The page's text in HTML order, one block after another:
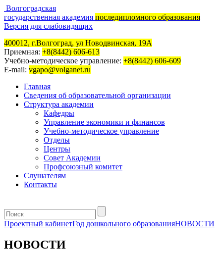
Волгоградская
государственная академия последипломного образования
Версия для слабовидящих
400012, г.Волгоград, ул Новодвинская, 19А
Приемная: +8(8442) 606-613
Учебно-методическое управление: +8(8442) 606-609
E-mail: vgapo@volganet.ru
Главная
Сведения об образовательной организации
Структура академии
Кафедры
Управление экономики и финансов
Учебно-методическое управление
Отделы
Центры
Совет Академии
Профсоюзный комитет
Слушателям
Контакты
Проектный кабинетГод дошкольного образованияНОВОСТИ
НОВОСТИ